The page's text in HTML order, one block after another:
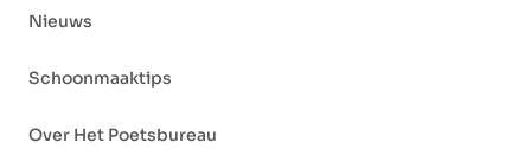
Nieuws
Schoonmaaktips
Over Het Poetsbureau